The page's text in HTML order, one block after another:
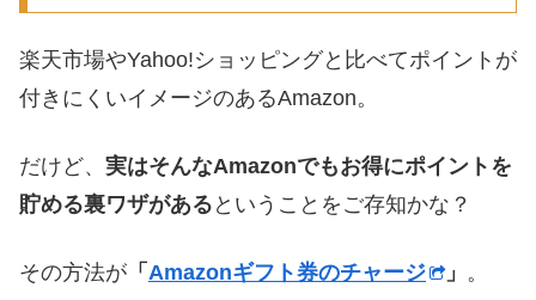
楽天市場やYahoo!ショッピングと比べてポイントが
付きにくいイメージのあるAmazon。
だけど、 実はそんなAmazonでもお得にポイントを
貯める裏ワザがある ということをご存知かな？
その方法が 「 Amazonギフト券のチャージ 」 。